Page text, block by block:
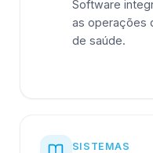
Software
as operações
de saúde.
SISTEMAS